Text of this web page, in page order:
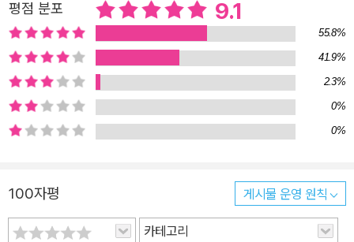
그런 느낌은 <밤은 천 개의 눈을 가지고 있다>를 포함해서 울리치의
가장 강력한 소설 거의 모든 곳에 스며들어 있다. 그리고 그가 주인공
들이 성공하는 경쾌한 이야기를 쓸 때마다, 위험으로부터의 일시적인
유예는 오직 순간에 불과했음이 항상 명확하게 드러난다.
평점 분포 9.1
55.8%
41.9%
2.3%
0%
0%
100자평 게시물 운영 원칙
카테고리